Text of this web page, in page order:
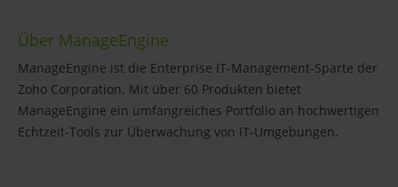
Über ManageEngine
ManageEngine ist die Enterprise IT-Management-Sparte der
Zoho Corporation. Mit über 60 Produkten bietet
ManageEngine ein umfangreiches Portfolio an hochwertigen
Echtzeit-Tools zur Überwachung von IT-Umgebungen.